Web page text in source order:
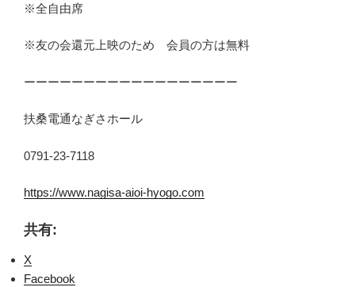
※全自由席
※友の会還元上映のため 会員の方は無料
ーーーーーーーーーーーーーーーーーー
扶桑電通なぎさホール
0791-23-7118
https://www.nagisa-aioi-hyogo.com
共有:
X
Facebook